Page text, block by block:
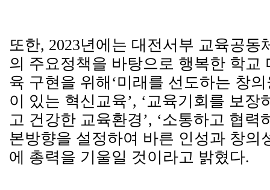
또한, 2023년에는 대전서부 교육공동
의 주요정책을 바탕으로 행복한 학교
육 구현을 위해‘미래를 선도하는 창
이 있는 혁신교육’, ‘교육기회를 보장
고 건강한 교육환경’, ‘소통하고 협력
본방향을 설정하여 바른 인성과 창의
에 총력을 기울일 것이라고 밝혔다.